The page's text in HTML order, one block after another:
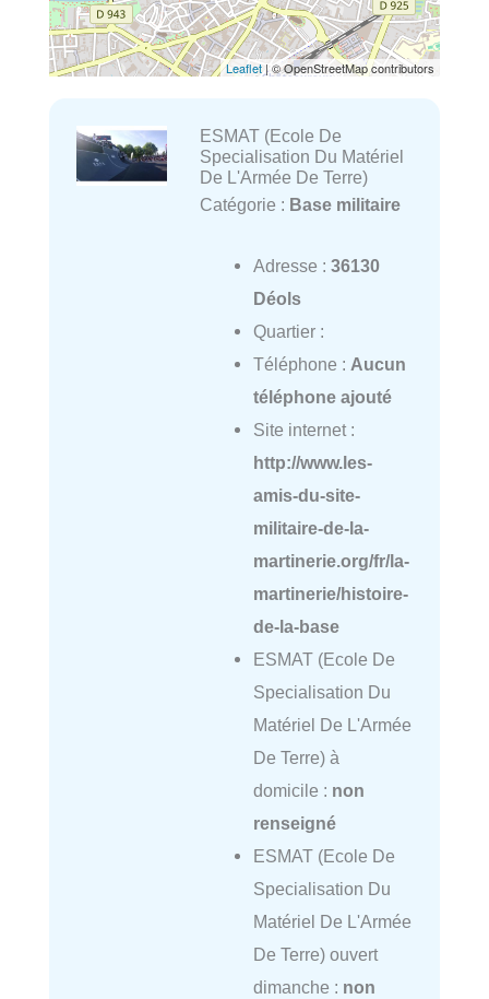
Leaflet | © OpenStreetMap contributors
ESMAT (Ecole De
Specialisation Du Matériel
De L'Armée De Terre)
Catégorie : Base militaire
Adresse : 36130
Déols
Quartier :
Téléphone : Aucun
téléphone ajouté
Site internet :
http://www.les-
amis-du-site-
militaire-de-la-
martinerie.org/fr/la-
martinerie/histoire-
de-la-base
ESMAT (Ecole De
Specialisation Du
Matériel De L'Armée
De Terre) à
domicile : non
renseigné
ESMAT (Ecole De
Specialisation Du
Matériel De L'Armée
De Terre) ouvert
dimanche : non